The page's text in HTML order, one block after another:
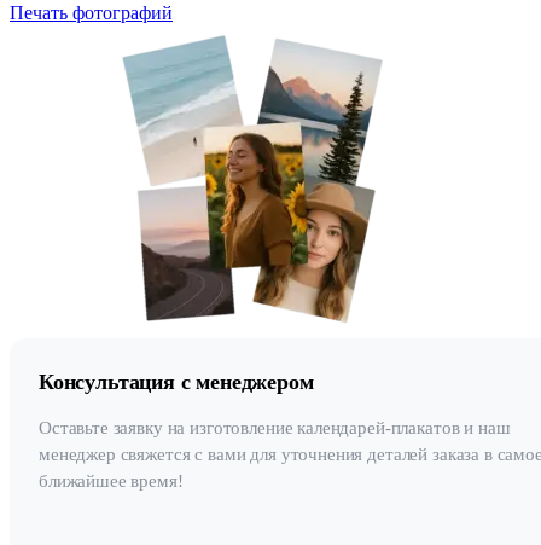
Печать фотографий
Консультация с менеджером
Оставьте заявку на изготовление календарей-плакатов и наш
менеджер свяжется с вами для уточнения деталей заказа в
ближайшее время!